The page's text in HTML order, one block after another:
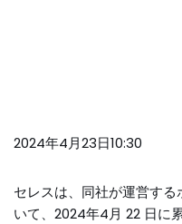
2024年4月23日10:30
セレスは、同社が運営す
いて、2024年4月 22 日に